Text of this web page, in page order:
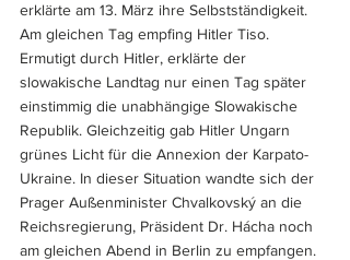
erklärte am 13. März ihre Selbstständigkeit.
Am gleichen Tag empfing Hitler Tiso.
Ermutigt durch Hitler, erklärte der
slowakische Landtag nur einen Tag später
einstimmig die unabhängige Slowakische
Republik. Gleichzeitig gab Hitler Ungarn
grünes Licht für die Annexion der Karpato-
Ukraine. In dieser Situation wandte sich der
Prager Außenminister Chvalkovský an die
Reichsregierung, Präsident Dr. Hácha noch
am gleichen Abend in Berlin zu empfangen.